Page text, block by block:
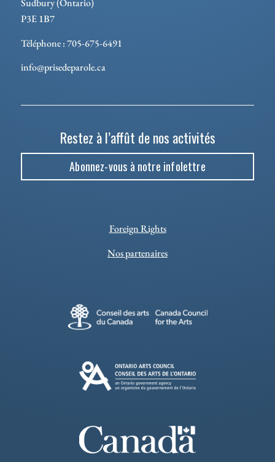
Sudbury (Ontario)
P3E 1B7
Téléphone : 705-675-6491
info@prisedeparole.ca
Restez à l’affût de nos activités
Abonnez-vous à notre infolettre
Foreign Rights
Nos partenaires